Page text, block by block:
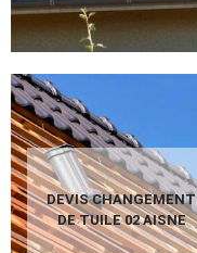
DEVIS CHANGEMENT
DE TUILE 02 AISNE